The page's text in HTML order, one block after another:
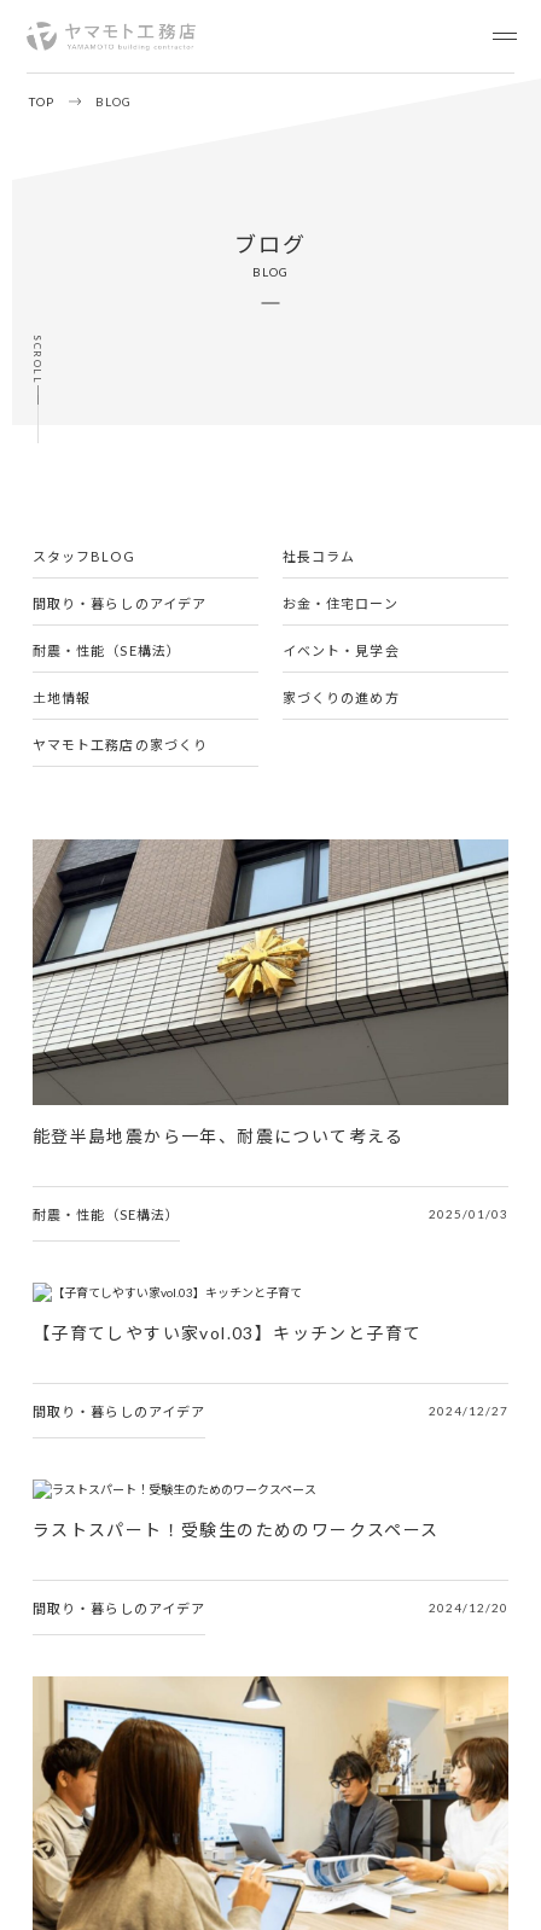
TOP BLOG
SCROLL
ブログ
BLOG
スタッフBLOG 社長コラム
間取り・暮らしのアイデア お金・住宅ローン
耐震・性能（SE構法） イベント・見学会
土地情報 家づくりの進め方
ヤマモト工務店の家づくり
能登半島地震から一年、耐震について考える
耐震・性能（SE構法） 2025/01/03
【子育てしやすい家vol.03】キッチンと子育て
間取り・暮らしのアイデア 2024/12/27
ラストスパート！受験生のためのワークスペース
間取り・暮らしのアイデア 2024/12/20